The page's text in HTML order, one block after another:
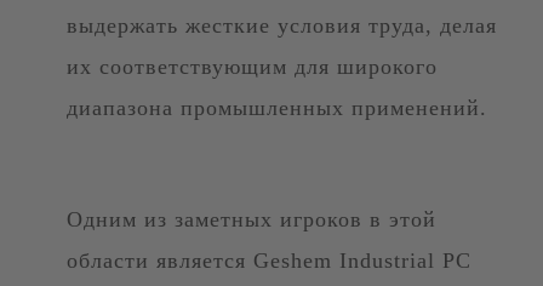
выдержать жесткие условия труда, делая
их соответствующим для широкого
диапазона промышленных применений.
Одним из заметных игроков в этой
области является Geshem Industrial PC